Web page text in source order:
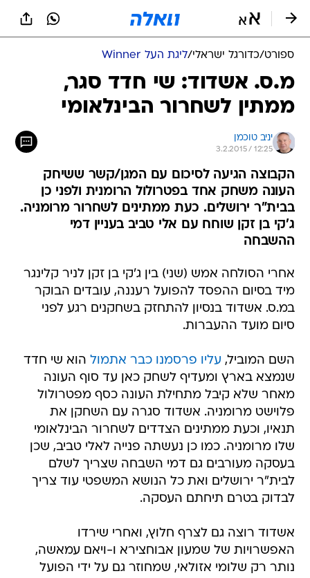
ספורט/כדורגל ישראלי/ליגת העל Winner
מ.ס. אשדוד: שי חדד סגר,
ממתין לשחרור הבינלאומי
יניב טוכמן
3.2.2015 / 12:25
הקבוצה הגיעה לסיכום עם המגן/קשר ששיחק
העונה משחק אחד בפטרולול הרומנית ולפני כן
בבית"ר ירושלים. כעת ממתינים לשחרור מרומניה.
ג'קי בן זקן שוחח עם אלי טביב בעניין דמי
ההשבחה
אחרי הסולחה אמש (שני) בין ג'קי בן זקן לניר קלינגר
מיד בסיום ההפסד להפועל רעננה, עובדים הבוקר
במ.ס. אשדוד בנסיון להתחזק בשחקנים רגע לפני
סיום מועד ההעברות.
השם המוביל, עליו פרסמנו כבר אתמול הוא שי חדד
שנמצא בארץ ומעדיף לשחק כאן עד סוף העונה
מאחר שלא קיבל מתחילת העונה כסף מפטרולול
פלוישט מרומניה. אשדוד סגרה עם השחקן את
תנאיו, וכעת ממתינים הצדדים לשחרור הבינלאומי
שלו מרומניה. כמו כן נעשתה פנייה לאלי טביב, שכן
בעסקה מעורבים גם דמי השבחה שצריך לשלם
לבית"ר ירושלים ואת כל הנושא המשפטי עוד צריך
לבדוק בטרם תיחתם העסקה.
אשדוד רוצה גם לצרף חלוץ, ואחרי שירדו
האפשרויות של שמעון אבוחצירא ו-ויאם עמאשה,
נותר רק שלומי אזולאי, שמחוזר גם על ידי הפועל